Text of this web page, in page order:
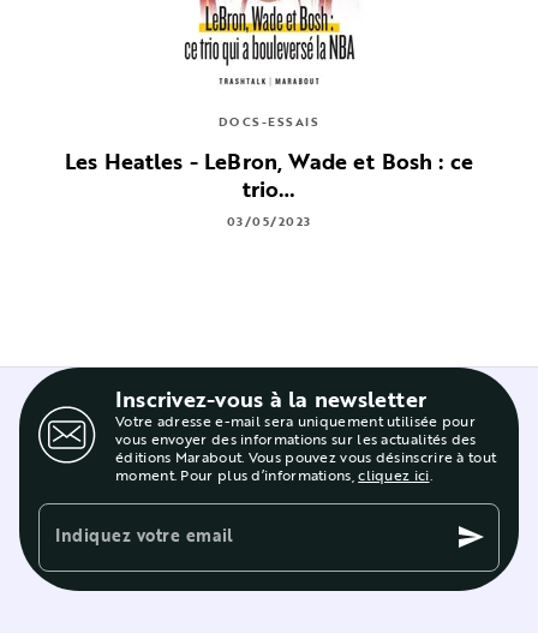
DOCS-ESSAIS
Les Heatles - LeBron, Wade et Bosh : ce
trio…
03/05/2023
Inscrivez-vous à la newsletter
Votre adresse e-mail sera uniquement utilisée pour
vous envoyer des informations sur les actualités des
éditions Marabout. Vous pouvez vous désinscrire à tout
moment. Pour plus d’informations,cliquez ici.
Indiquez votre email send